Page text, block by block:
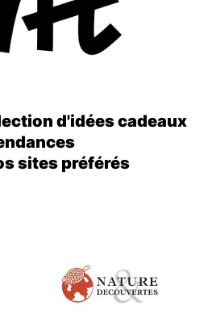
d'idées cadeaux
sites préférés